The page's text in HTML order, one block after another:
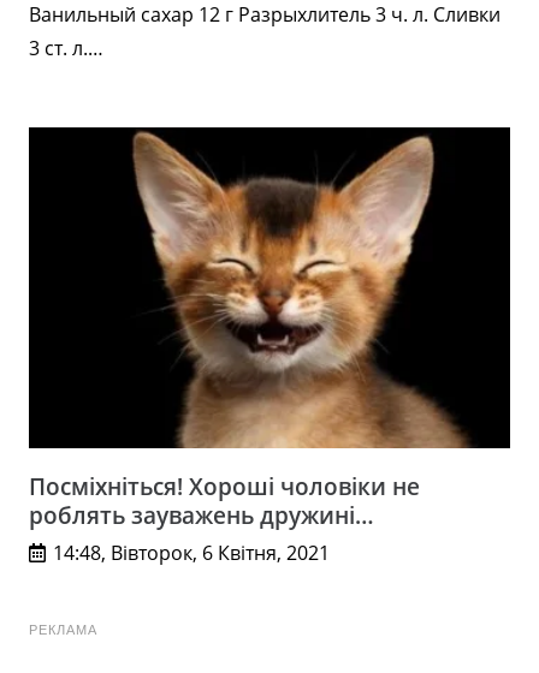
Ванильный сахар 12 г Разрыхлитель 3 ч. л. Сливки
3 ст. л.…
Посміхніться! Хороші чоловіки не
роблять зауважень дружині…
14:48, Вівторок, 6 Квітня, 2021
РЕКЛАМА